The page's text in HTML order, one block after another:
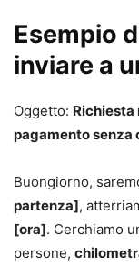
Esempio
inviare a
Oggetto: Richiesta
pagamento senza
Buongiorno,
partenza],
[ora]. Cerchiamo
persone,